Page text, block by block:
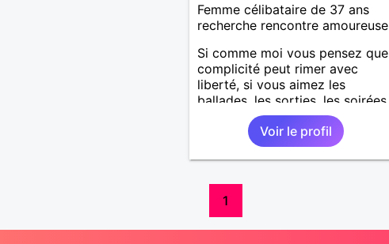
Femme célibataire de 37 ans
recherche rencontre amoureuse
Si comme moi vous pensez que
complicité peut rimer avec
liberté, si vous aimez les
ballades, les sorties, les soirées
entre amis, les voyages, etc
alors contactez moi.
Voir le profil
1